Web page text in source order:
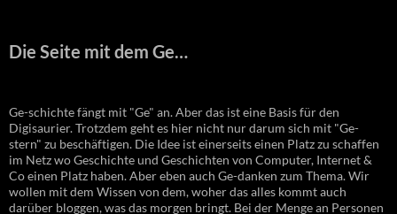
Die Seite mit dem Ge…
Ge-schichte fängt mit "Ge" an. Aber das ist eine Basis für den
Digisaurier. Trotzdem geht es hier nicht nur darum sich mit "Ge-
stern" zu beschäftigen. Die Idee ist einerseits einen Platz zu schaffen
im Netz wo Geschichte und Geschichten von Computer, Internet &
Co einen Platz haben. Aber eben auch Ge-danken zum Thema. Wir
wollen mit dem Wissen von dem, woher das alles kommt auch
darüber bloggen, was das morgen bringt. Bei der Menge an Personen